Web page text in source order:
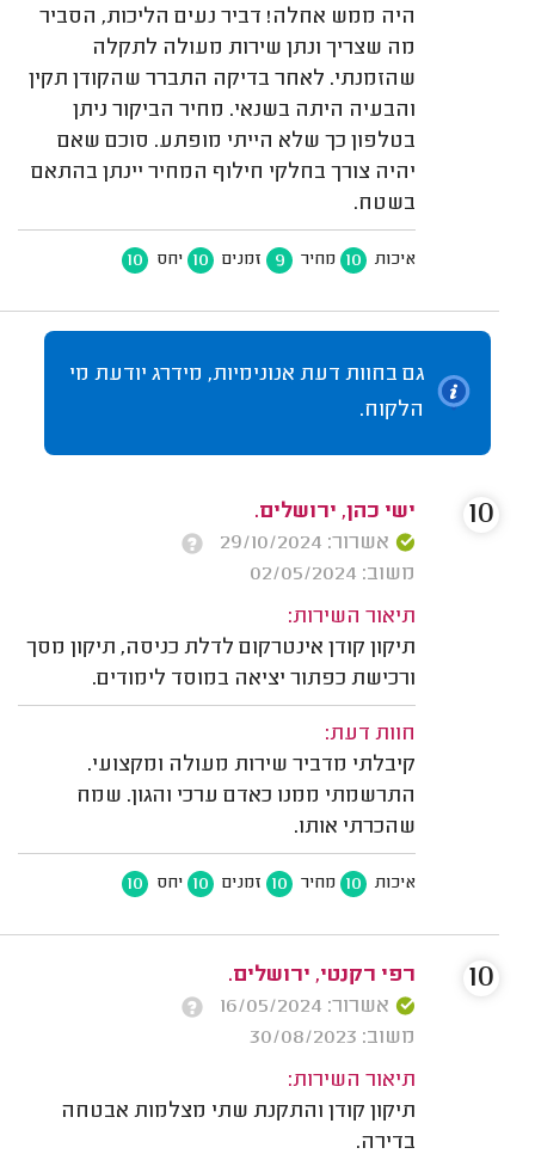
היה ממש אחלה! דביר נעים הליכות, הסביר
מה שצריך ונתן שירות מעולה לתקלה
שהזמנתי. לאחר בדיקה התברר שהקודן תקין
והבעיה היתה בשנאי. מחיר הביקור ניתן
בטלפון כך שלא הייתי מופתע. סוכם שאם
יהיה צורך בחלקי חילוף המחיר יינתן בהתאם
בשטח.
איכות 10 מחיר 9 זמנים 10 יחס 10
גם בחוות דעת אנונימיות, מידרג יודעת מי
הלקוח.
ישי כהן, ירושלים.
אשרור: 29/10/2024
משוב: 02/05/2024
תיאור השירות:
תיקון קודן אינטרקום לדלת כניסה, תיקון מסך
ורכישת כפתור יציאה במוסד לימודים.
חוות דעת:
קיבלתי מדביר שירות מעולה ומקצועי.
התרשמתי ממנו כאדם ערכי והגון. שמח
שהכרתי אותו.
איכות 10 מחיר 10 זמנים 10 יחס 10
10
רפי רקנטי, ירושלים.
אשרור: 16/05/2024
משוב: 30/08/2023
תיאור השירות:
תיקון קודן והתקנת שתי מצלמות אבטחה
בדירה.
10